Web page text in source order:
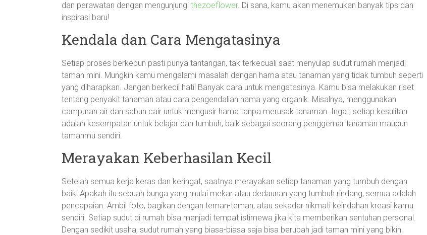
dan perawatan dengan mengunjungi thezoeflower. Di sana, kamu akan menemukan banyak tips dan
inspirasi baru!
Kendala dan Cara Mengatasinya
Setiap proses berkebun pasti punya tantangan, tak terkecuali saat menyulap sudut rumah menjadi
taman mini. Mungkin kamu mengalami masalah dengan hama atau tanaman yang tidak tumbuh seperti
yang diharapkan. Jangan berkecil hati! Banyak cara untuk mengatasinya. Kamu bisa melakukan riset
tentang penyakit tanaman atau cara pengendalian hama yang organik. Misalnya, menggunakan
campuran air dan sabun cair untuk mengusir hama tanpa merusak tanaman. Ingat, setiap kesulitan
adalah kesempatan untuk belajar dan tumbuh, baik sebagai seorang penggemar tanaman maupun
tamanmu sendiri.
Merayakan Keberhasilan Kecil
Setelah semua kerja keras dan keringat, saatnya merayakan setiap tanaman yang tumbuh dengan
baik! Apakah itu sebuah bunga yang mulai mekar atau dedaunan yang tumbuh rindang, semua adalah
pencapaian. Ambil foto, bagikan dengan teman-teman, atau sekadar nikmati keindahan kreasi kamu
sendiri. Setiap sudut di rumah bisa menjadi tempat istimewa jika kita memberikan sentuhan personal.
Dengan sedikit usaha, sudut rumah yang biasa-biasa saja bisa berubah jadi taman mini yang bikin